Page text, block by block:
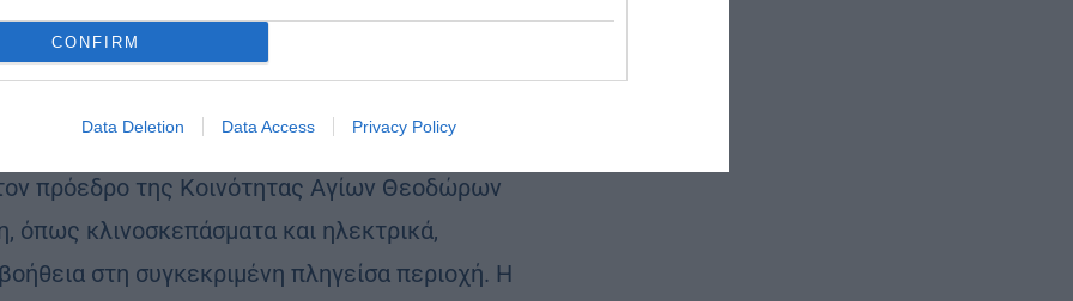
CONFIRM
Data Deletion Data Access Privacy Policy
Σοφίας.
δική του καταστροφή σε περιοχές του από
πρόεδρο της Κοινότητας Αγίων Θεοδώρων
όπως κλινοσκεπάσματα και ηλεκτρικά,
στη συγκεκριμένη πληγείσα περιοχή. Η